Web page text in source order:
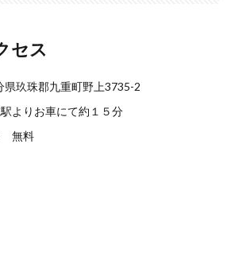
セス
玖珠郡九重町野上3735-2
よりお車にて約１５分
無料